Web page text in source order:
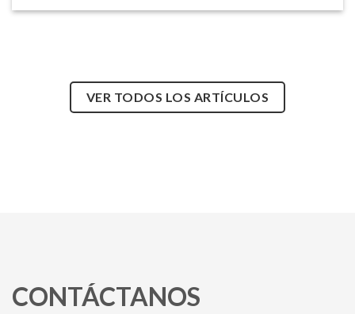
VER TODOS LOS ARTÍCULOS
CONTÁCTANOS